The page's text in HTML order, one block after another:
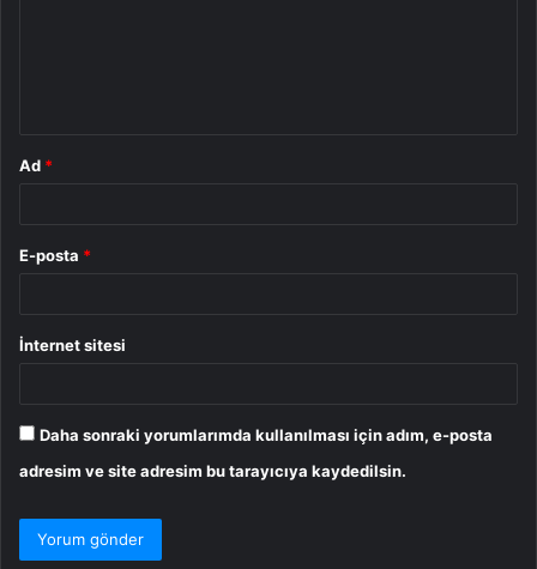
Ad *
E-posta *
İnternet sitesi
Daha sonraki yorumlarımda kullanılması için adım, e-posta
adresim ve site adresim bu tarayıcıya kaydedilsin.